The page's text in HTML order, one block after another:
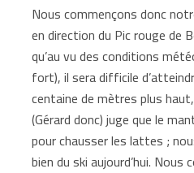
Nous commençons donc
en direction du Pic rouge de
qu’au vu des conditions
fort), il sera difficile
centaine de mètres plus
(Gérard donc) juge que le
pour chausser les lattes ;
bien du ski aujourd’hui.